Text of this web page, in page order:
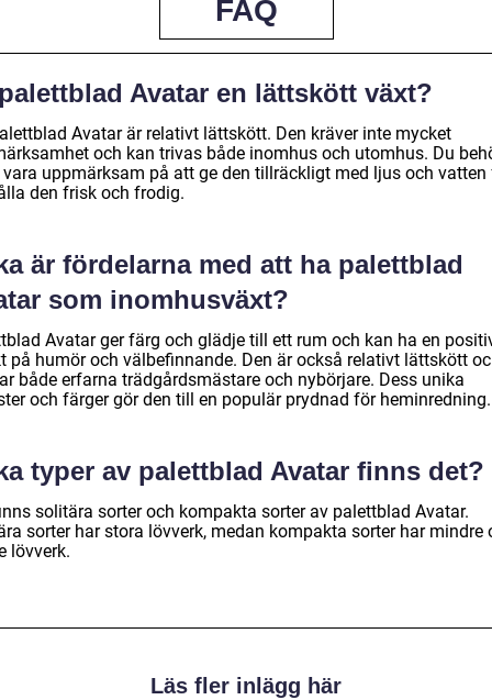
FAQ
Avatar en lättskött växt?
Avatar är relativt lättskött. Den kräver inte mycket
och kan trivas både inomhus och utomhus. Du
uppmärksam på att ge den tillräckligt med ljus och vatten
den frisk och frodig.
är fördelarna med att ha palettblad
som inomhusväxt?
Avatar ger färg och glädje till ett rum och kan ha en
på humör och välbefinnande. Den är också relativt lättskött
både erfarna trädgårdsmästare och nybörjare. Dess unika
och färger gör den till en populär prydnad för heminredning.
typer av palettblad Avatar finns det?
solitära sorter och kompakta sorter av palettblad Avatar.
sorter har stora lövverk, medan kompakta sorter har mindre
lövverk.
Läs fler inlägg här